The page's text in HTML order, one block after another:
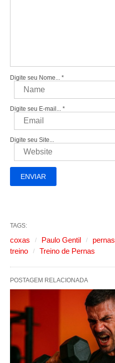
Digite seu Nome... *
Digite seu E-mail... *
Digite seu Site...
TAGS:
coxas Paulo Gentil pernas
treino
Treino de Pernas
POSTAGEM RELACIONADA